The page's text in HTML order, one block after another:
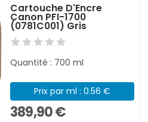
Cartouche D'Encre
Canon PFI-1700
(0781C001) Gris
Quantité : 700 ml
Prix par ml : 0.56 €
389,90 €